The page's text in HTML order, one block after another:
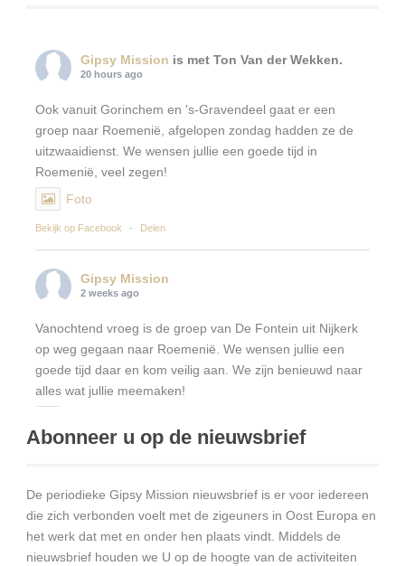
Gipsy Mission is met Ton Van der Wekken.
20 hours ago
Ook vanuit Gorinchem en 's-Gravendeel gaat er een
groep naar Roemenië, afgelopen zondag hadden ze de
uitzwaaidienst. We wensen jullie een goede tijd in
Roemenië, veel zegen!
Foto
Bekijk op Facebook · Delen
Gipsy Mission
2 weeks ago
Vanochtend vroeg is de groep van De Fontein uit Nijkerk
op weg gegaan naar Roemenië. We wensen jullie een
goede tijd daar en kom veilig aan. We zijn benieuwd naar
alles wat jullie meemaken!
Bekijk op Facebook · Delen
Gipsy Mission
4 weeks ago
Verslag bestuursreis GMNL 9 – 15 april 2026
Abonneer u op de nieuwsbrief
De periodieke Gipsy Mission nieuwsbrief is er voor iedereen
die zich verbonden voelt met de zigeuners in Oost Europa en
het werk dat met en onder hen plaats vindt. Middels de
nieuwsbrief houden we U op de hoogte van de activiteiten